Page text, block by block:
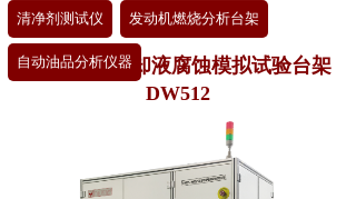
清净剂测试仪 发动机燃烧分析台架
自动油品分析仪器
电动汽车冷却液腐蚀模拟试验台架
DW512